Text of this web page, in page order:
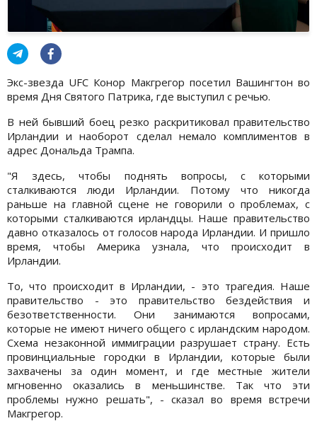
Экс-звезда UFC Конор Макгрегор посетил Вашингтон во
время Дня Святого Патрика, где выступил с речью.
В ней бывший боец резко раскритиковал правительство
Ирландии и наоборот сделал немало комплиментов в
адрес Дональда Трампа.
"Я здесь, чтобы поднять вопросы, с которыми
сталкиваются люди Ирландии. Потому что никогда
раньше на главной сцене не говорили о проблемах, с
которыми сталкиваются ирландцы. Наше правительство
давно отказалось от голосов народа Ирландии. И пришло
время, чтобы Америка узнала, что происходит в
Ирландии.
То, что происходит в Ирландии, - это трагедия. Наше
правительство - это правительство бездействия и
безответственности. Они занимаются вопросами,
которые не имеют ничего общего с ирландским народом.
Схема незаконной иммиграции разрушает страну. Есть
провинциальные городки в Ирландии, которые были
захвачены за один момент, и где местные жители
мгновенно оказались в меньшинстве. Так что эти
проблемы нужно решать", - сказал во время встречи
Макгрегор.